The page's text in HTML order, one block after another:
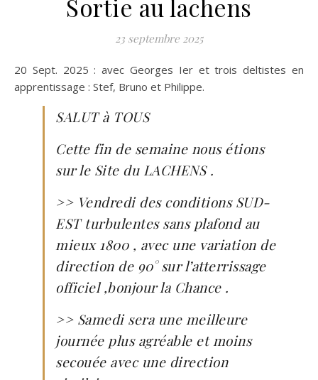
Sortie au lachens
23 septembre 2025
20 Sept. 2025 : avec Georges Ier et trois deltistes en
apprentissage : Stef, Bruno et Philippe.
SALUT à TOUS
Cette fin de semaine nous étions
sur le Site du LACHENS .
>> Vendredi des conditions SUD-
EST turbulentessans plafond au
mieux 1800 , avec une variation de
direction de 90° sur l’atterrissage
officiel ,bonjour la Chance .
>> Samedi sera une meilleure
journée plus agréableet moins
secouée avec une direction